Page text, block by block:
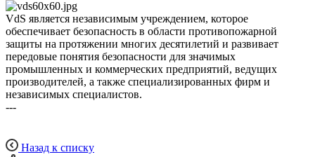
VdS является независимым учреждением, которое
обеспечивает безопасность в области противопожарной
защиты на протяжении многих десятилетий и развивает
передовые понятия безопасности для значимых
промышленных и коммерческих предприятий, ведущих
производителей, а также специализированных фирм и
независимых специалистов.
---
Назад к списку